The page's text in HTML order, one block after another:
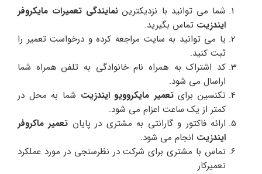
شما می توانید با نزدیکترین نمایندگی تعمیرات مایکروفر
ایندزیت تماس بگیرید.
یا می توانید به سایت مراجعه کرده و درخواست تعمیر را
ثبت کنید.
کد اشتراک به همراه نام خانوادگی به تلفن همراه شما
اراسال می شود.
تکنسین برایتعمیر مایکروویو ایندزیت شما به محل در
کمتر از یک ساعت اعزام می شود.
ارائه فاکتور و گارانتی به مشتری در پایان تعمیر ماکروفر
ایندزیت انجام می شود.
تماس با مشتری برای شرکت در نظرسنجی در مورد عملکرد
تعمیرکار